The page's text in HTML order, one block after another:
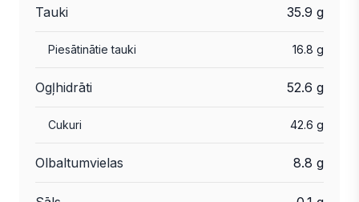
Tauki 35.9 g
Piesātinātie tauki 16.8 g
Ogļhidrāti 52.6 g
Cukuri 42.6 g
Olbaltumvielas 8.8 g